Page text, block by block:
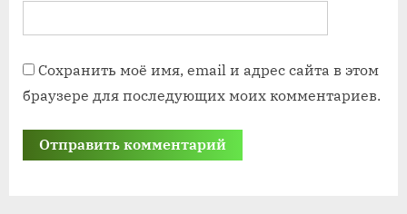
Сохранить моё имя, email и адрес сайта в этом
браузере для последующих моих комментариев.